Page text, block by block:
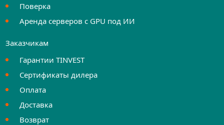
Поверка
Аренда серверов с GPU под ИИ
Заказчикам
Гарантии TINVEST
Сертификаты дилера
Оплата
Доставка
Возврат